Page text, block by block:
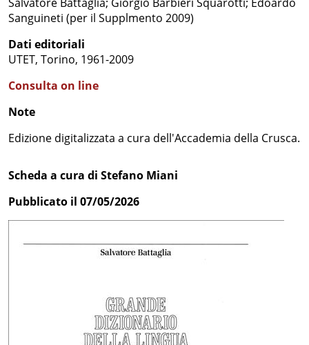
Sanguineti (per il Supplmento 2009)
Dati editoriali
UTET, Torino, 1961-2009
Consulta on line
Note
Edizione digitalizzata a cura dell'Accademia della Crusca.
Scheda a cura di Stefano Miani
Pubblicato il 07/05/2026